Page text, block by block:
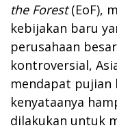
the Forest(EoF),
kebijakan baru
perusahaan
kontroversial,
mendapat pujian
kenyataanya
dilakukan untuk